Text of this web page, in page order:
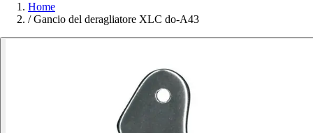
Home
/ Gancio del deragliatore XLC do-A43